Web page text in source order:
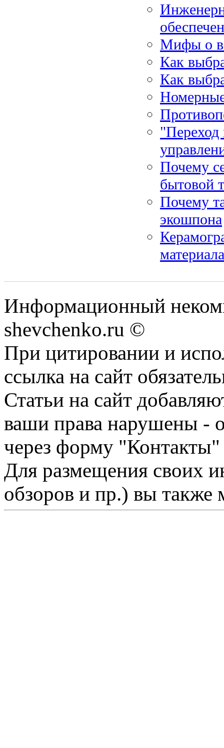
Мифы о
Как
Как
"Переход
Почему
бытовой
Почему
экошпона
материала
Информационный
shevchenko.ru ©
При цитировании и
ссылка на сайт
Статьи на сайт
ваши права нарушены -
через форму "Контакты"
Для размещения своих
обзоров и пр.) вы также